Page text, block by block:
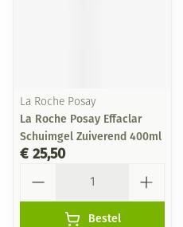
La Roche Posay
La Roche Posay Effaclar
Schuimgel Zuiverend 400ml
€ 25,50
Bestel